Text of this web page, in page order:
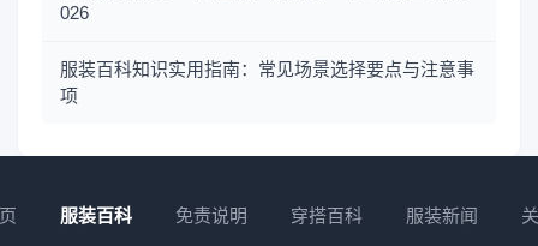
026
服装百科知识实用指南：常见场景选择要点与注意事
项
服装百科 免责说明 穿搭百科 服装新闻